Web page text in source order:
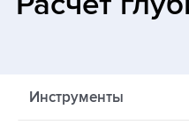
Инструменты